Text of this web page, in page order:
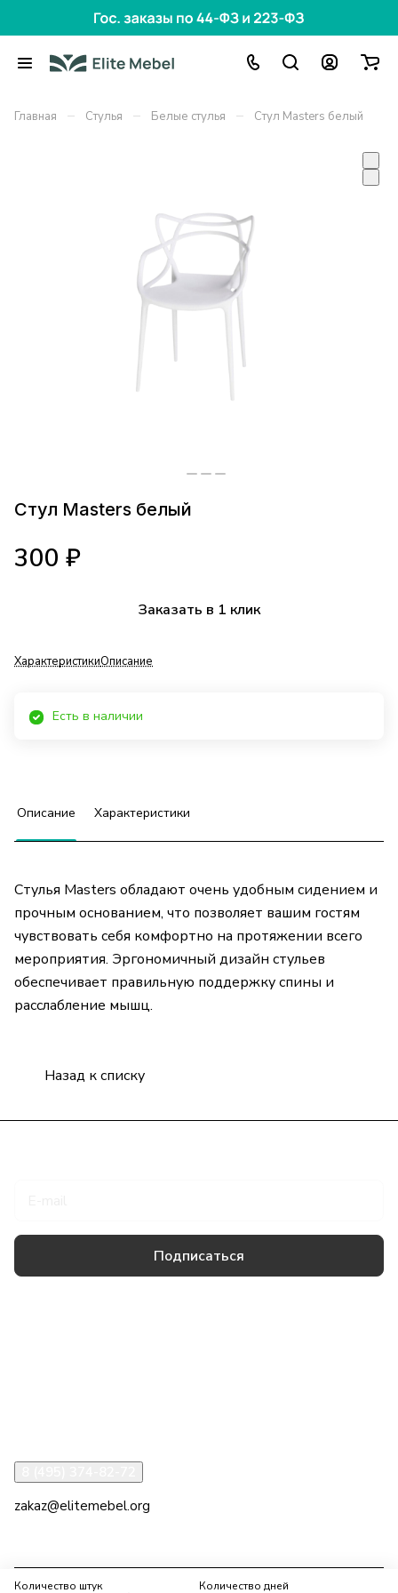
Главная – Стулья – Белые стулья – Стул Masters белый
Стул Masters белый
300 ₽
Количество дней
Количество штук
Заказать в 1 клик
ХарактеристикиОписание
Есть в наличии
Описание Характеристики
Стулья Masters обладают очень удобным сидением и
прочным основанием, что позволяет вашим гостям
чувствовать себя комфортно на протяжении всего
мероприятия. Эргономичный дизайн стульев
обеспечивает правильную поддержку спины и
расслабление мышц.
Назад к списку
Подписаться
zakaz@elitemebel.org